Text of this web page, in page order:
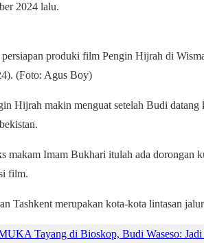
2024 lalu.
produki film Pengin Hijrah di
(Foto: Agus Boy)
Hijrah makin menguat setelah Budi
makam Imam Bukhari itulah ada dorongan
film.
Tashkent merupakan kota-kota lintasan
Tayang di Bioskop, Budi Waseso: